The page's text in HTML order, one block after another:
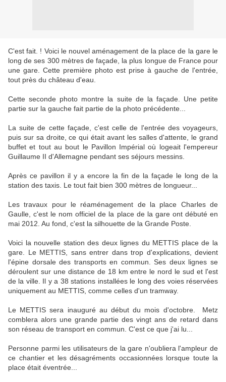
C'est fait. ! Voici le nouvel aménagement de la place de la gare le
long de ses 300 mètres de façade, la plus longue de France pour
une gare. Cette première photo est prise à gauche de l'entrée,
tout près du château d'eau.
Cette seconde photo montre la suite de la façade. Une petite
partie sur la gauche fait partie de la photo précédente...
La suite de cette façade, c'est celle de l'entrée des voyageurs,
puis sur sa droite, ce qui était avant les salles d'attente, le grand
buffet et tout au bout le Pavillon Impérial où logeait l'empereur
Guillaume II d'Allemagne pendant ses séjours messins.
Après ce pavillon il y a encore la fin de la façade le long de la
station des taxis. Le tout fait bien 300 mètres de longueur...
Les travaux pour le réaménagement de la place Charles de
Gaulle, c'est le nom officiel de la place de la gare ont débuté en
mai 2012. Au fond, c'est la silhouette de la Grande Poste.
Voici la nouvelle station des deux lignes du METTIS place de la
gare. Le METTIS, sans entrer dans trop d'explications, devient
l'épine dorsale des transports en commun. Ses deux lignes se
déroulent sur une distance de 18 km entre le nord le sud et l'est
de la ville. Il y a 38 stations installées le long des voies réservées
uniquement au METTIS, comme celles d'un tramway.
Le METTIS sera inauguré au début du mois d'octobre. Metz
comblera alors une grande partie des vingt ans de retard dans
son réseau de transport en commun. C'est ce que j'ai lu...
Personne parmi les utilisateurs de la gare n'oubliera l'ampleur de
ce chantier et les désagréments occasionnées lorsque toute la
place était éventrée...